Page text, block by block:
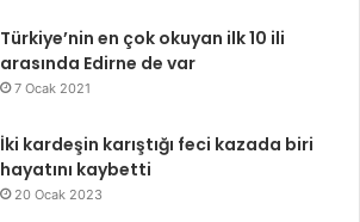
Türkiye’nin en çok okuyan ilk 10 ili
arasında Edirne de var
7 Ocak 2021
İki kardeşin karıştığı feci kazada biri
hayatını kaybetti
20 Ocak 2023